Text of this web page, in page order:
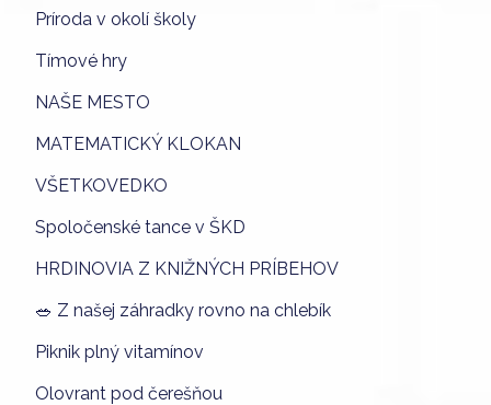
Príroda v okolí školy
Tímové hry
NAŠE MESTO
MATEMATICKÝ KLOKAN
VŠETKOVEDKO
Spoločenské tance v ŠKD
HRDINOVIA Z KNIŽNÝCH PRÍBEHOV
🥗 Z našej záhradky rovno na chlebík
Piknik plný vitamínov
Olovrant pod čerešňou